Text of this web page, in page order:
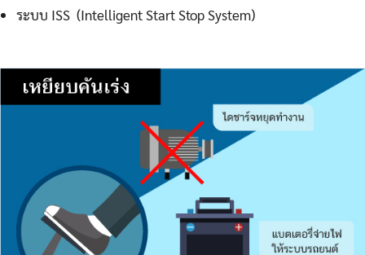
ระบบ ISS (Intelligent Start Stop System)